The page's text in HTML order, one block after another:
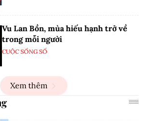
Vu Lan Bồn, mùa hiếu hạnh trở về
trong mỗi người
CUỘC SỐNG SỐ
Xem thêm